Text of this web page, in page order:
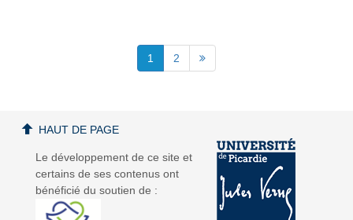
1 2
Le développement de ce site et
certains de ses contenus ont
bénéficié du soutien de :
HAUT DE PAGE